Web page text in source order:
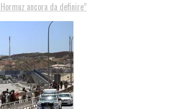
ancora da definire”